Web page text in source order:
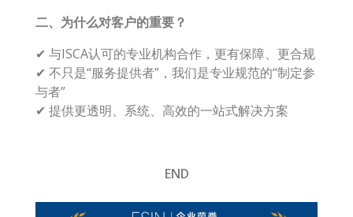
二、为什么对客户的重要？
✔ 与ISCA认可的专业机构合作，更有保障、更合规
✔ 不只是“服务提供者”，我们是专业规范的“制定参
与者”
✔ 提供更透明、系统、高效的一站式解决方案
END